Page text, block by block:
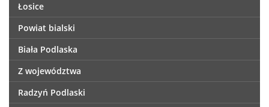
Łosice
Powiat bialski
Biała Podlaska
Z województwa
Radzyń Podlaski